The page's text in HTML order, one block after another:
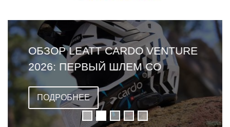
ОБЗОР LEATT CARDO VENTURE
2026: ПЕРВЫЙ ШЛЕМ СО
ВСТРОЕННОЙ ГАРНИТУРОЙ
ПОДРОБНЕЕ